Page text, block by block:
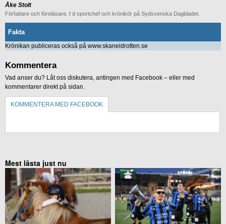
Åke Stolt
Författare och föreläsare, f d sportchef och krönikör på Sydsvenska Dagbladet.
Fakta
Krönikan publiceras också på www.skaneidrotten.se
Kommentera
Vad anser du? Låt oss diskutera, antingen med Facebook – eller med
kommentarer direkt på sidan.
KOMMENTERA MED FACEBOOK
Mest lästa just nu